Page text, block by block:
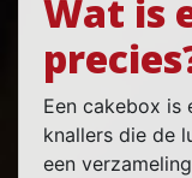
Wat is
Een cakebox is
knallers die de
een